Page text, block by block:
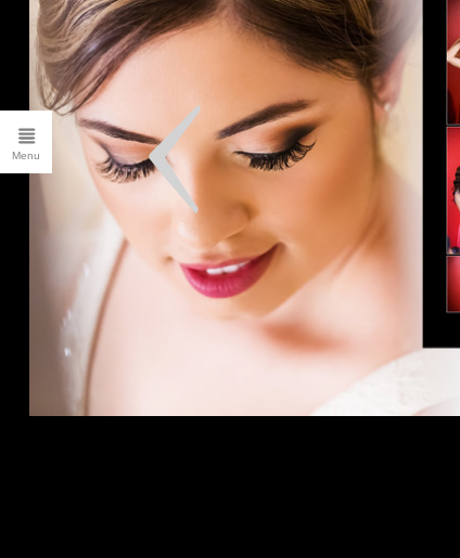
About Me
Contact
CLIENT LOGIN
FILMS
Blog